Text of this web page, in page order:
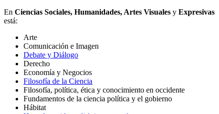
En Ciencias Sociales, Humanidades, Artes Visuales y Expresivas
está:
Arte
Comunicación e Imagen
Debate y Diálogo
Derecho
Economía y Negocios
Filosofía de la Ciencia
Filosofía, política, ética y conocimiento en occidente
Fundamentos de la ciencia política y el gobierno
Hábitat